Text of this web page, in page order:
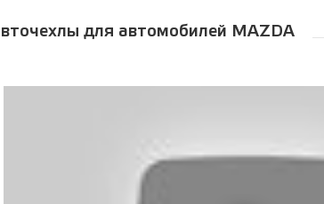
для автомобилей MAZDA